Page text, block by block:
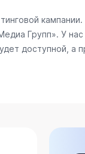
кампании.
Групп». У
доступной, а